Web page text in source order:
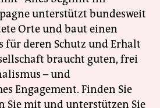
unterstützt bundesweit
Orte und baut einen
für deren Schutz und Erhalt
braucht guten, frei
– und
Engagement. Finden Sie
Sie mit und unterstützen Sie